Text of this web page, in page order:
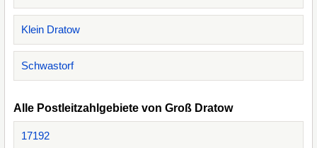
Klein Dratow
Schwastorf
Alle Postleitzahlgebiete von Groß Dratow
17192